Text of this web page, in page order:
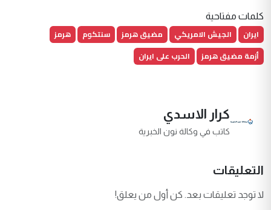
كلمات مفتاحية
ايران الجيش الامريكي مضيق هرمز سنتكوم
هرمز
أزمة مضيق هرمز
الحرب على ايران
كرار الاسدي
كاتب في وكالة نون الخبرية
التعليقات
لا توجد تعليقات بعد. كن أول من يعلق!